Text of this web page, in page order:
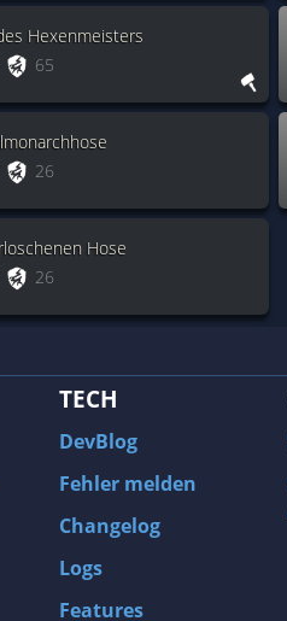
Hexenmeisters
65
26
Hose
26
TECH
DevBlog
Fehler melden
Changelog
Logs
Features